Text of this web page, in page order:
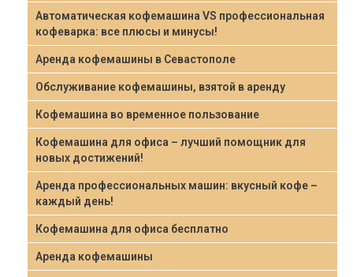
Автоматическая кофемашина VS профессиональная
кофеварка: все плюсы и минусы!
Аренда кофемашины в Севастополе
Обслуживание кофемашины, взятой в аренду
Кофемашина во временное пользование
Кофемашина для офиса – лучший помощник для
новых достижений!
Аренда профессиональных машин: вкусный кофе –
каждый день!
Кофемашина для офиса бесплатно
Аренда кофемашины